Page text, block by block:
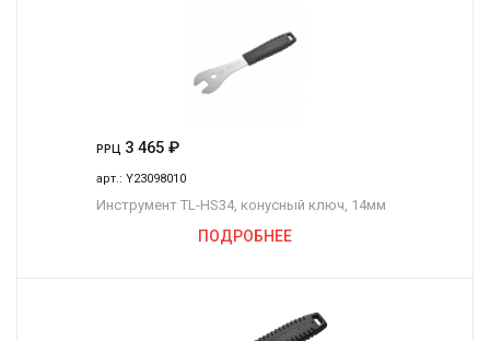
РРЦ 3 465 ₽
арт.: Y23098010
Инструмент TL-HS34, конусный ключ, 14мм
ПОДРОБНЕЕ